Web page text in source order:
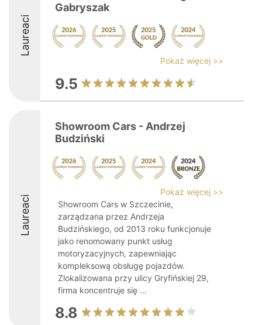
Laureaci
Gabryszak
Pokaż więcej >>
9.5
Laureaci
Showroom Cars - Andrzej
Budziński
Pokaż więcej >>
Showroom Cars w Szczecinie,
zarządzana przez Andrzeja
Budzińskiego, od 2013 roku funkcjonuje
jako renomowany punkt usług
motoryzacyjnych, zapewniając
kompleksową obsługę pojazdów.
Zlokalizowana przy ulicy Gryfińskiej 29,
firma koncentruje się ...
8.8